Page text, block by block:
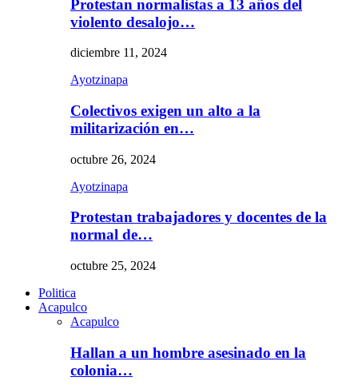
Protestan normalistas a 13 años del
violento desalojo…
diciembre 11, 2024
Ayotzinapa
Colectivos exigen un alto a la
militarización en…
octubre 26, 2024
Ayotzinapa
Protestan trabajadores y docentes de la
normal de…
octubre 25, 2024
Politica
Acapulco
Acapulco
Hallan a un hombre asesinado en la
colonia…